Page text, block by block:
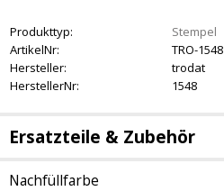
Produkttyp:
Stempel
ArtikelNr:
TRO-1548
Hersteller:
trodat
HerstellerNr:
1548
Ersatzteile & Zubehör
Nachfüllfarbe